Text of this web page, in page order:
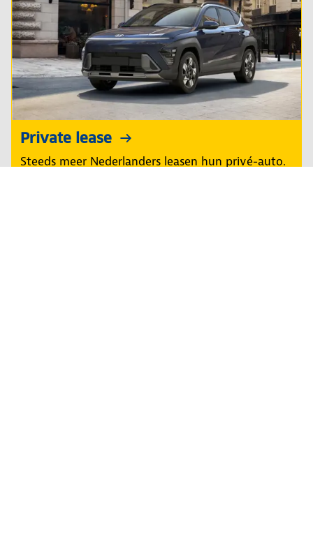
Private lease
Steeds meer Nederlanders leasen hun privé-auto.